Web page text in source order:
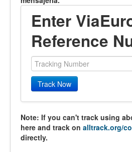
Enter
Reference
Track Now
Note: If you can't track using
here and track on alltrack.org/
directly.